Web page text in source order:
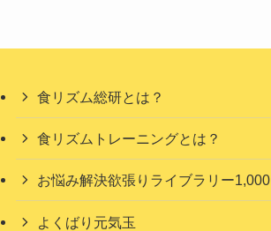
食リズム総研とは？
食リズムトレーニングとは？
お悩み解決欲張りライブラリー1,000
よくばり元気玉